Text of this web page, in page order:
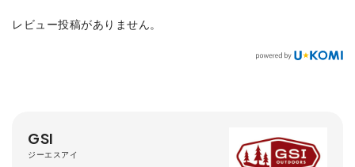
レビュー投稿がありません。
GSI
ジーエスアイ